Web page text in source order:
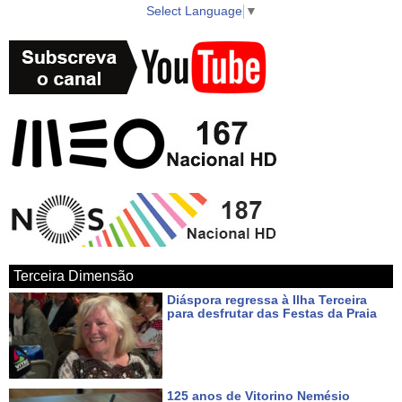
► WebTV AzoresTV http://www.azorestv.com/
► Facebook https://www.facebook.com/vitecazorestv
► Twitter https://twitter.com/azorestv
► Android Google Play App
https://play.google.com/store/apps/details?id=com.azoid.vitec
► Apple iOS App Store https://itunes.apple.com/pt/app/azorestv-by-
vitec/id1434296397?mt=8
► Google Maps
https://www.google.com/maps/place/AzoresTV+by+VITEC/
Select Language ▼
Terceira Dimensão
Diáspora regressa à Ilha Terceira
para desfrutar das Festas da Praia
125 anos de Vitorino Nemésio